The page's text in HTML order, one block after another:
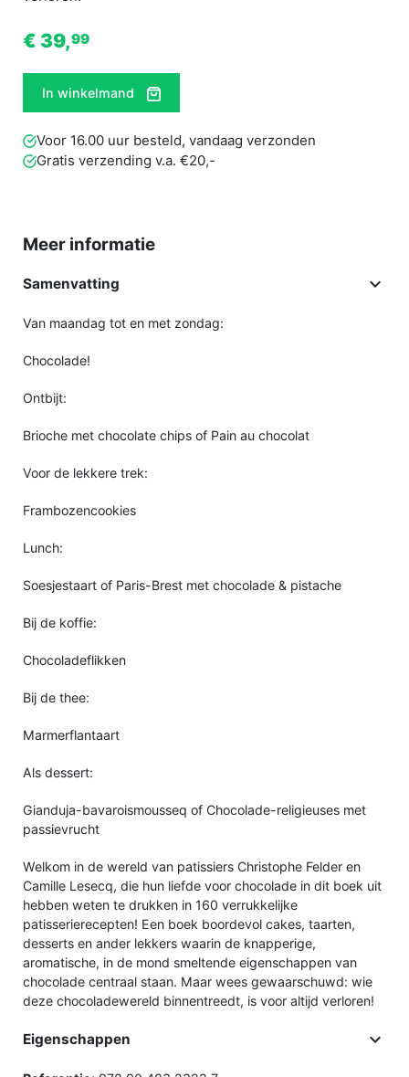
€ 39,99
In winkelmand
Voor 16.00 uur besteld, vandaag verzonden
Gratis verzending v.a. €20,-
Meer informatie
Samenvatting 
Van maandag tot en met zondag:
Chocolade!
Ontbijt:
Brioche met chocolate chips of Pain au chocolat
Voor de lekkere trek:
Frambozencookies
Lunch:
Soesjestaart of Paris-Brest met chocolade & pistache
Bij de koffie:
Chocoladeflikken
Bij de thee:
Marmerflantaart
Als dessert:
Gianduja-bavaroismousseq of Chocolade-religieuses met
passievrucht
Welkom in de wereld van patissiers Christophe Felder en
Camille Lesecq, die hun liefde voor chocolade in dit boek uit
hebben weten te drukken in 160 verrukkelijke
patisserierecepten! Een boek boordevol cakes, taarten,
desserts en ander lekkers waarin de knapperige,
aromatische, in de mond smeltende eigenschappen van
chocolade centraal staan. Maar wees gewaarschuwd: wie
deze chocoladewereld binnentreedt, is voor altijd verloren!
Eigenschappen 